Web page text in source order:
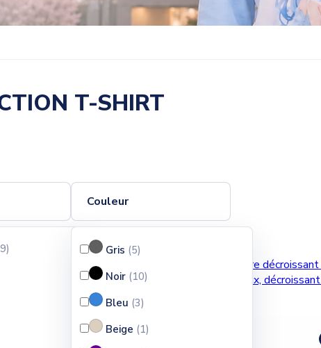
T-SHIRT
)
Couleur
Gris (5)
Noir (10)
Bleu (3)
Beige (1)
Ventes, ordre décroissant
Prix, décroissant